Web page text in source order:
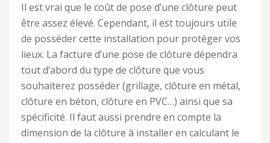
Il est vrai que le coût de pose d’une clôture peut
être assez élevé. Cependant, il est toujours utile
de posséder cette installation pour protéger vos
lieux. La facture d’une pose de clôture dépendra
tout d’abord du type de clôture que vous
souhaiterez posséder (grillage, clôture en métal,
clôture en béton, clôture en PVC…) ainsi que sa
spécificité. Il faut aussi prendre en compte la
dimension de la clôture à installer en calculant le